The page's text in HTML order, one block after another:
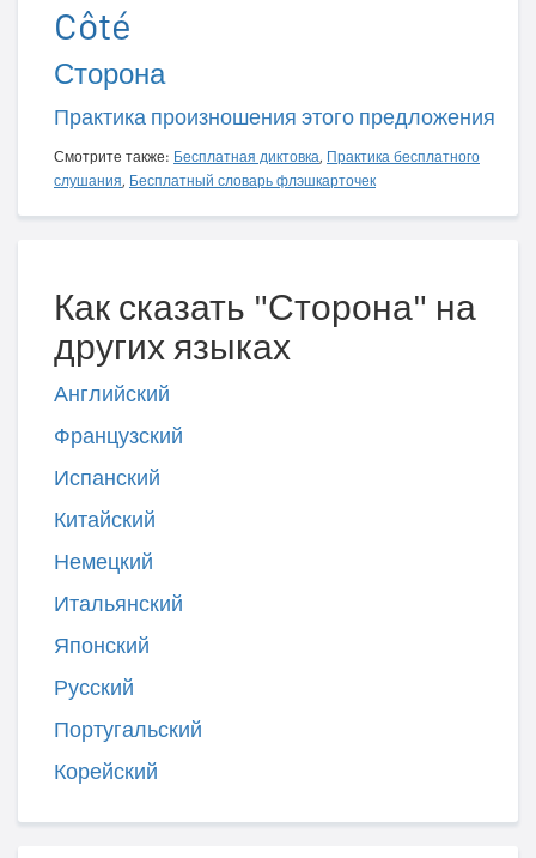
Côté
Сторона
Практика произношения этого предложения
Смотрите также: Бесплатная диктовка, Практика бесплатного
слушания, Бесплатный словарь флэшкарточек
Как сказать "Сторона" на
других языках
Английский
Французский
Испанский
Китайский
Немецкий
Итальянский
Японский
Русский
Португальский
Корейский